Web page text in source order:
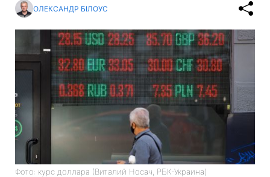
ОЛЕКСАНДР БІЛОУС
Фото: курс доллара (Виталий Носач, РБК-Украина)